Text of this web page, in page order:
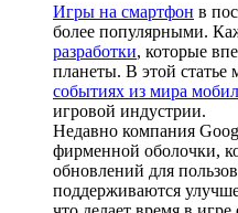
Игры на смартфон в
более популярными.
разработки, которые
планеты. В этой статье
событиях из мира
игровой индустрии.
Недавно компания
фирменной оболочки,
обновлений для
поддерживаются